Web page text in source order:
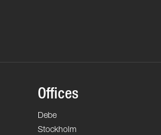
Offices
Debe
Stockholm